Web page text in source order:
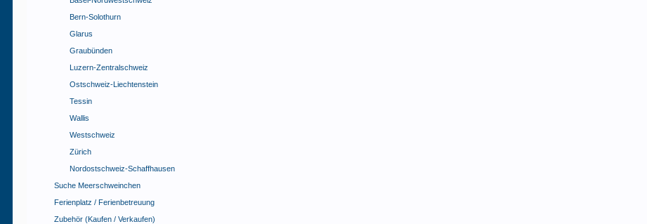
Bern-Solothurn
Glarus
Graubünden
Luzern-Zentralschweiz
Ostschweiz-Liechtenstein
Tessin
Wallis
Westschweiz
Zürich
Nordostschweiz-Schaffhausen
Suche Meerschweinchen
Ferienplatz / Ferienbetreuung
Zubehör (Kaufen / Verkaufen)